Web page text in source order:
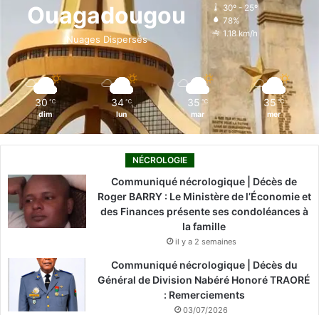
o
k
i
n
r
Ouagadougou
Nuages Dispersés
30º - 25º
78%
1.18 km/h
30 ℃
dim
34 ℃
lun
35 ℃
mar
35 ℃
mer
NÉCROLOGIE
Communiqué nécrologique | Décès de
Roger BARRY : Le Ministère de l’Économie et
des Finances présente ses condoléances à
la famille
il y a 2 semaines
Communiqué nécrologique | Décès du
Général de Division Nabéré Honoré TRAORÉ
: Remerciements
03/07/2026